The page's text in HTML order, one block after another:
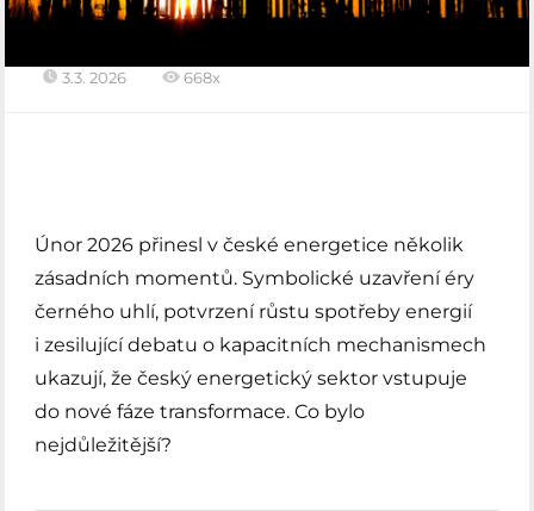
3.3. 2026 668x
Únor 2026 přinesl v české energetice několik
zásadních momentů. Symbolické uzavření éry
černého uhlí, potvrzení růstu spotřeby energií
i zesilující debatu o kapacitních mechanismech
ukazují, že český energetický sektor vstupuje
do nové fáze transformace. Co bylo
nejdůležitější?